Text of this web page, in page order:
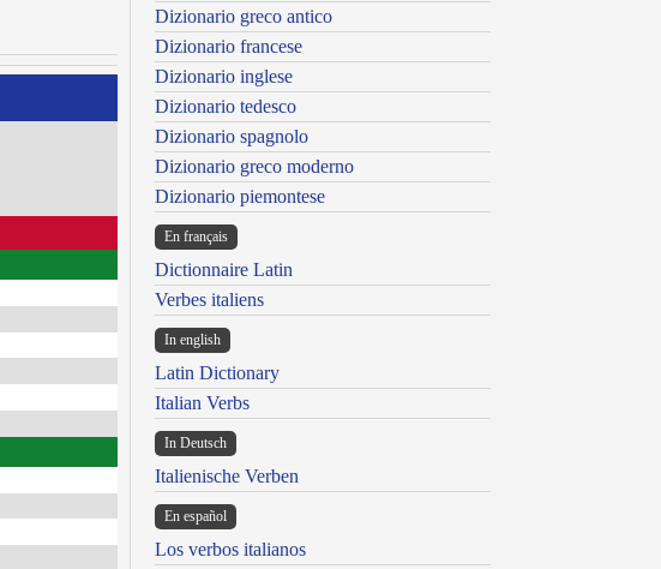
Dizionario greco antico
Dizionario francese
Dizionario inglese
Dizionario tedesco
Dizionario spagnolo
Dizionario greco moderno
Dizionario piemontese
En français
Dictionnaire Latin
Verbes italiens
In english
Latin Dictionary
Italian Verbs
In Deutsch
Italienische Verben
En español
Los verbos italianos